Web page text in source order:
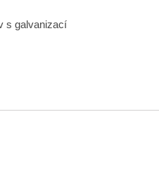
s galvanizací